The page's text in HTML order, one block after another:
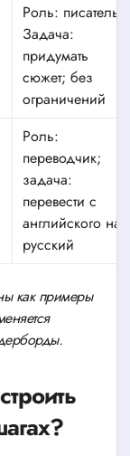
Роль: писатель;
Задача:
придумать
сюжет; без
ограничений
Роль:
переводчик;
задача:
перевести с
английского на
русский
как примеры